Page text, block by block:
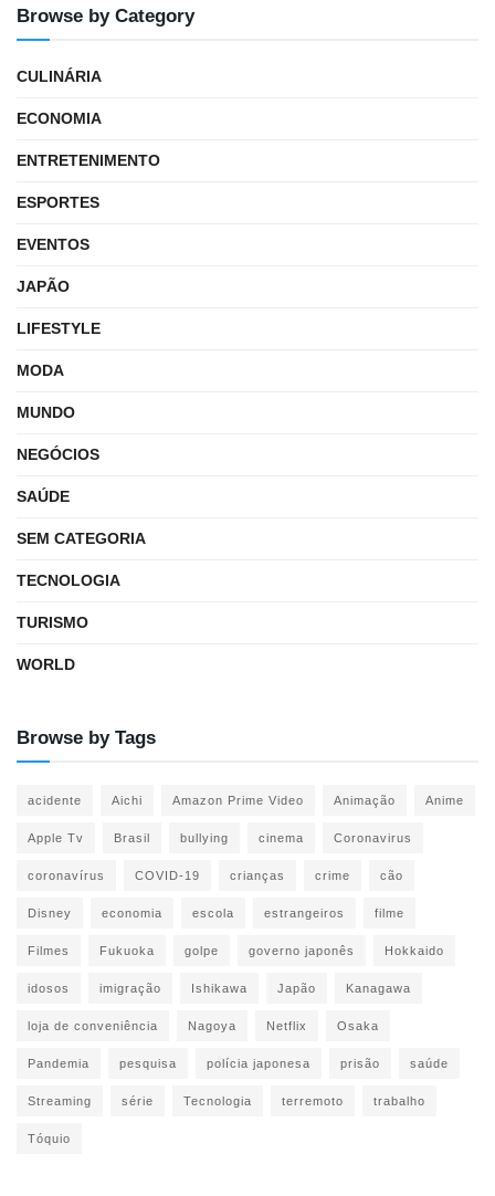
Browse by Category
CULINÁRIA
ECONOMIA
ENTRETENIMENTO
ESPORTES
EVENTOS
JAPÃO
LIFESTYLE
MODA
MUNDO
NEGÓCIOS
SAÚDE
SEM CATEGORIA
TECNOLOGIA
TURISMO
WORLD
Browse by Tags
acidente Aichi Amazon Prime Video Animação Anime
Apple Tv Brasil bullying cinema Coronavirus
coronavírus COVID-19 crianças crime cão
Disney economia escola estrangeiros filme
Filmes Fukuoka golpe governo japonês Hokkaido
idosos imigração Ishikawa Japão Kanagawa
loja de conveniência Nagoya Netflix Osaka
Pandemia pesquisa polícia japonesa prisão saúde
Streaming série Tecnologia terremoto trabalho
Tóquio